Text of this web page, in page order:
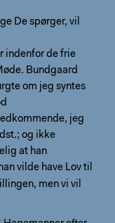
De spørger, vil
indenfor de frie
Bundgaard
om jeg syntes
jeg
og ikke
at han
vilde have Lov til
men vi vil